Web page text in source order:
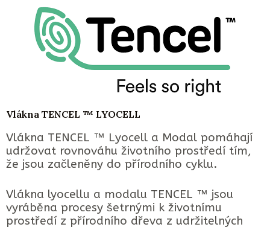
Vlákna TENCEL ™ LYOCELL
Vlákna TENCEL ™ Lyocell a Modal pomáhají
udržovat rovnováhu životního prostředí tím,
že jsou začleněny do přírodního cyklu.
Vlákna lyocellu a modalu TENCEL ™ jsou
vyráběna procesy šetrnými k životnímu
prostředí z přírodního dřeva z udržitelných